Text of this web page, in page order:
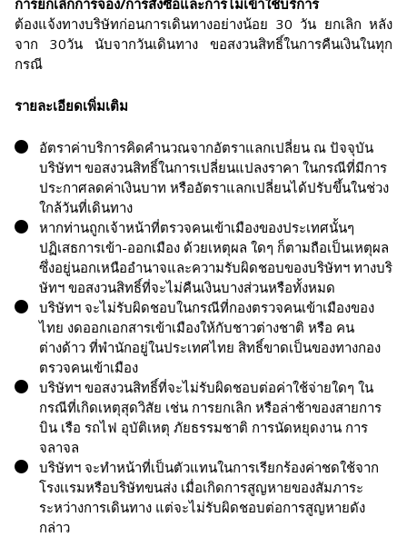
การยกเลิกการจอง/การสั่งซื้อและการไม่เข้าใช้บริการ
ต้องแจ้งทางบริษัทก่อนการเดินทางอย่างน้อย 30 วัน ยกเลิก หลัง
จาก 30วัน นับจากวันเดินทาง ขอสงวนสิทธิ์ในการคืนเงินในทุก
กรณี
รายละเอียดเพิ่มเติม
อัตราค่าบริการคิดคำนวณจากอัตราแลกเปลี่ยน ณ ปัจจุบัน
บริษัทฯ ขอสงวนสิทธิ์ในการเปลี่ยนแปลงราคา ในกรณีที่มีการ
ประกาศลดค่าเงินบาท หรืออัตราแลกเปลี่ยนได้ปรับขึ้นในช่วง
ใกล้วันที่เดินทาง
หากท่านถูกเจ้าหน้าที่ตรวจคนเข้าเมืองของประเทศนั้นๆ
ปฏิเสธการเข้า-ออกเมือง ด้วยเหตุผล ใดๆ ก็ตามถือเป็นเหตุผล
ซึ่งอยู่นอกเหนืออำนาจและความรับผิดชอบของบริษัทฯ ทางบริ
ษัทฯ ขอสงวนสิทธิ์ที่จะไม่คืนเงินบางส่วนหรือทั้งหมด
บริษัทฯ จะไม่รับผิดชอบในกรณีที่กองตรวจคนเข้าเมืองของ
ไทย งดออกเอกสารเข้าเมืองให้กับชาวต่างชาติ หรือ คน
ต่างด้าว ที่พำนักอยู่ในประเทศไทย สิทธิ์ขาดเป็นของทางกอง
ตรวจคนเข้าเมือง
บริษัทฯ ขอสงวนสิทธิ์ที่จะไม่รับผิดชอบต่อค่าใช้จ่ายใดๆ ใน
กรณีที่เกิดเหตุสุดวิสัย เช่น การยกเลิก หรือล่าช้าของสายการ
บิน เรือ รถไฟ อุบัติเหตุ ภัยธรรมชาติ การนัดหยุดงาน การ
จลาจล
บริษัทฯ จะทำหน้าที่เป็นตัวแทนในการเรียกร้องค่าชดใช้จาก
โรงเเรมหรือบริษัทขนส่ง เมื่อเกิดการสูญหายของสัมภาระ
ระหว่างการเดินทาง แต่จะไม่รับผิดชอบต่อการสูญหายดัง
กล่าว